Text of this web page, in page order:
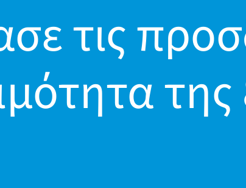
τις